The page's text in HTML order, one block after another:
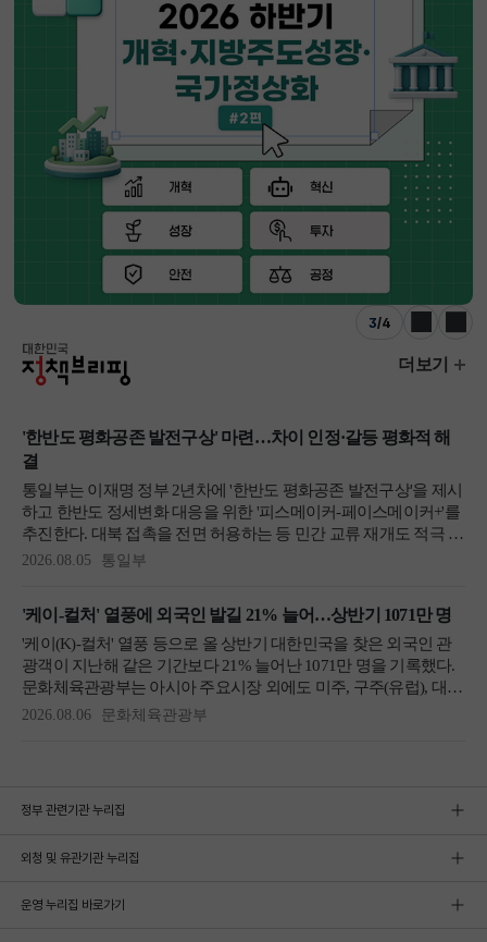
3/4
이전 다음
정부 관련기관 누리집
외청 및 유관기관 누리집
운영 누리집 바로가기